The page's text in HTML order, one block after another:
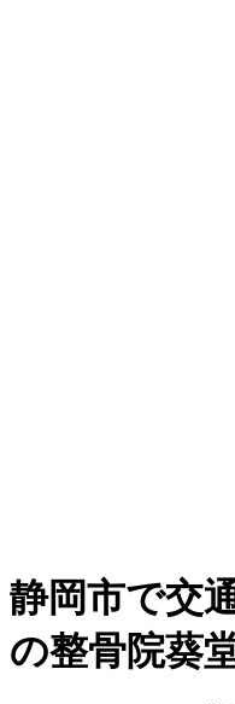
静岡市で交
の整骨院葵